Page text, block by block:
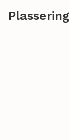
Plassering